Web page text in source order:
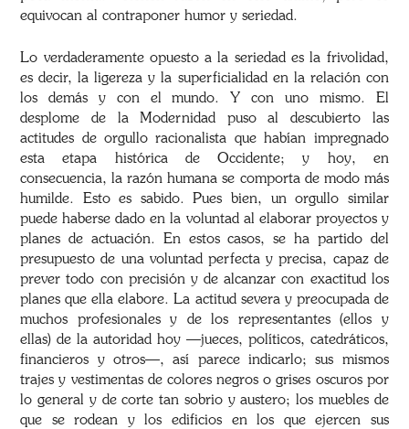
equivocan al contraponer humor y seriedad.
Lo verdaderamente opuesto a la seriedad es la frivolidad,
es decir, la ligereza y la superficialidad en la relación con
los demás y con el mundo. Y con uno mismo. El
desplome de la Modernidad puso al descubierto las
actitudes de orgullo racionalista que habían impregnado
esta etapa histórica de Occidente; y hoy, en
consecuencia, la razón humana se comporta de modo más
humilde. Esto es sabido. Pues bien, un orgullo similar
puede haberse dado en la voluntad al elaborar proyectos y
planes de actuación. En estos casos, se ha partido del
presupuesto de una voluntad perfecta y precisa, capaz de
prever todo con precisión y de alcanzar con exactitud los
planes que ella elabore. La actitud severa y preocupada de
muchos profesionales y de los representantes (ellos y
ellas) de la autoridad hoy —jueces, políticos, catedráticos,
financieros y otros—, así parece indicarlo; sus mismos
trajes y vestimentas de colores negros o grises oscuros por
lo general y de corte tan sobrio y austero; los muebles de
que se rodean y los edificios en los que ejercen sus